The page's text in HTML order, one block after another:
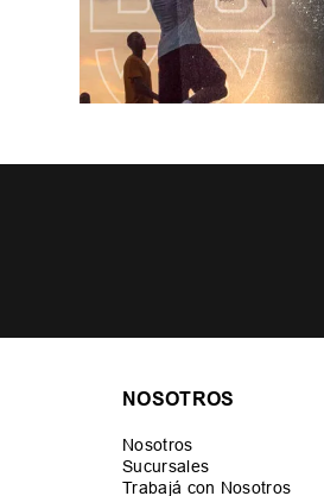
NOSOTROS
Nosotros
Sucursales
Trabajá con Nosotros